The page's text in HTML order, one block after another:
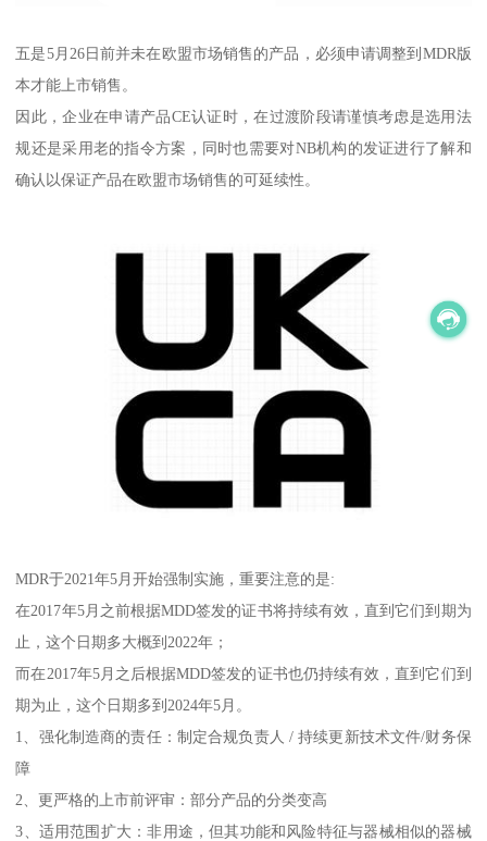
五是5月26日前并未在欧盟市场销售的产品，必须申请调整到MDR版
本才能上市销售。
因此，企业在申请产品CE认证时，在过渡阶段请谨慎考虑是选用法
规还是采用老的指令方案，同时也需要对NB机构的发证进行了解和
确认以保证产品在欧盟市场销售的可延续性。
MDR于2021年5月开始强制实施，重要注意的是:
在2017年5月之前根据MDD签发的证书将持续有效，直到它们到期为
止，这个日期多大概到2022年；
而在2017年5月之后根据MDD签发的证书也仍持续有效，直到它们到
期为止，这个日期多到2024年5月。
1、强化制造商的责任：制定合规负责人 / 持续更新技术文件/财务保
障
2、更严格的上市前评审：部分产品的分类变高
3、适用范围扩大：非用途，但其功能和风险特征与器械相似的器械